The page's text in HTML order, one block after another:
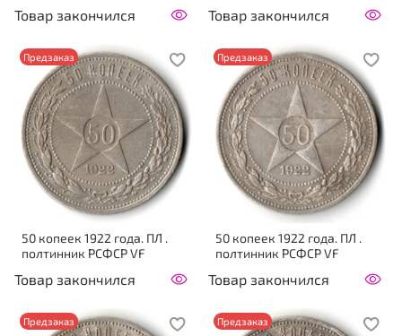
Товар закончился Товар закончился
Предзаказ
50 копеек 1922 года. ПЛ .
полтинник РСФСР VF
Товар закончился
Предзаказ
50 копеек 1922 года. ПЛ .
полтинник РСФСР VF
Товар закончился
Предзаказ Предзаказ